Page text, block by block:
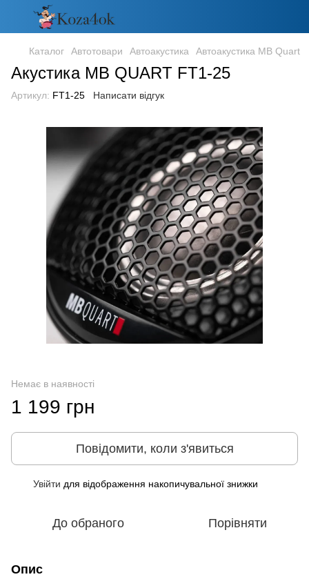
Каталог Автотовари Автоакустика Автоакустика MB Quart
Акустика MB QUART FT1-25
Артикул: FT1-25 Написати відгук
Немає в наявності
1 199 грн
Повідомити, коли з'явиться
Увійти для відображення накопичувальної знижки
До обраного Порівняти
Опис